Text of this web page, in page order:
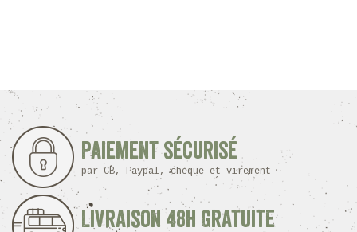
Paiement sécurisé
par CB, Paypal, chèque et virement
Livraison 48h Gratuite